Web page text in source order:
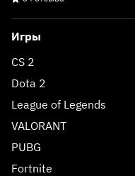
Игры
CS 2
Dota 2
League of Legends
VALORANT
PUBG
Fortnite